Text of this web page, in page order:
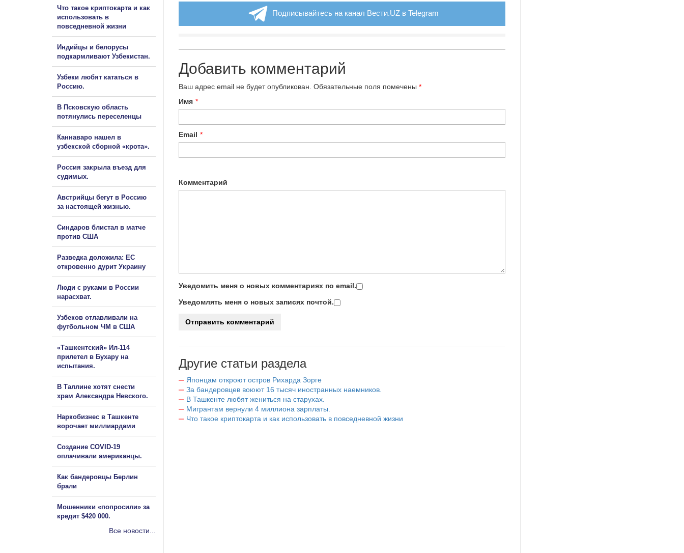
Подписывайтесь на канал Вести.UZ в Telegram
Добавить комментарий
Ваш адрес email не будет опубликован. Обязательные поля помечены *
Имя *
Email *
Комментарий
Уведомить меня о новых комментариях по email.
Уведомлять меня о новых записях почтой.
Другие статьи раздела
Японцам откроют остров Рихарда Зорге
За бандеровцев воюют 16 тысяч иностранных наемников.
В Ташкенте любят жениться на старухах.
Мигрантам вернули 4 миллиона зарплаты.
Что такое криптокарта и как использовать в повседневной жизни
Что такое криптокарта и как
использовать в
повседневной жизни
Индийцы и белорусы
подкармливают Узбекистан.
Узбеки любят кататься в
Россию.
В Псковскую область
потянулись переселенцы
Каннаваро нашел в
узбекской сборной «крота».
Россия закрыла въезд для
судимых.
Австрийцы бегут в Россию
за настоящей жизнью.
Синдаров блистал в матче
против США
Разведка доложила: ЕС
откровенно дурит Украину
Люди с руками в России
нарасхват.
Узбеков отлавливали на
футбольном ЧМ в США
«Ташкентский» Ил-114
прилетел в Бухару на
испытания.
В Таллине хотят снести
храм Александра Невского.
Наркобизнес в Ташкенте
ворочает миллиардами
Создание COVID-19
оплачивали американцы.
Как бандеровцы Берлин
брали
Мошенники «попросили» за
кредит $420 000.
Все новости...